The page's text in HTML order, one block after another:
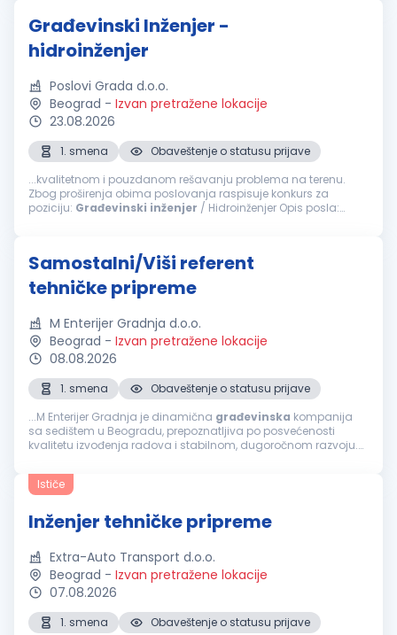
Građevinski Inženjer -
hidroinženjer
Poslovi Grada d.o.o.
Beograd - Izvan pretražene lokacije
23.08.2026
1. smena
Obaveštenje o statusu prijave
...kvalitetnom i pouzdanom rešavanju problema na terenu.
Zbog proširenja obima poslovanja raspisuje konkurs za
poziciju: Građevinski inženjer / Hidroinženjer Opis posla:
Samostalni/Viši referent
tehničke pripreme
M Enterijer Gradnja d.o.o.
Beograd - Izvan pretražene lokacije
08.08.2026
1. smena
Obaveštenje o statusu prijave
...M Enterijer Gradnja je dinamična građevinska kompanija
sa sedištem u Beogradu, prepoznatljiva po posvećenosti
kvalitetu izvođenja radova i stabilnom, dugoročnom razvoju.
kolegu/koleginicu...
Ističe
Inženjer tehničke pripreme
Extra-Auto Transport d.o.o.
Beograd - Izvan pretražene lokacije
07.08.2026
1. smena
Obaveštenje o statusu prijave